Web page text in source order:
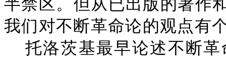
半禁区。但从已出版的著作
我们对不断革命论的观点有
托洛茨基最早论述不断